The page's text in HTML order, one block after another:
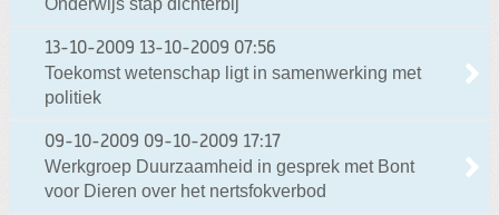
Onderwijs stap dichterbij
13-10-2009 13-10-2009 07:56
Toekomst wetenschap ligt in samenwerking met
politiek
09-10-2009 09-10-2009 17:17
Werkgroep Duurzaamheid in gesprek met Bont
voor Dieren over het nertsfokverbod